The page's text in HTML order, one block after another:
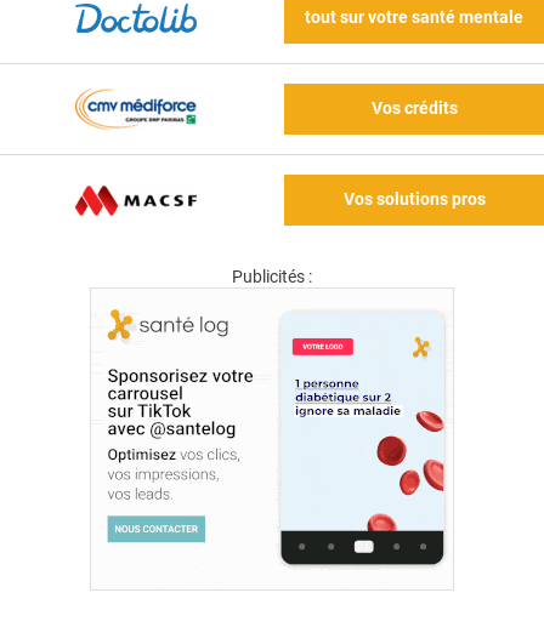
tout sur votre santé mentale
Vos crédits
Vos solutions pros
Publicités :